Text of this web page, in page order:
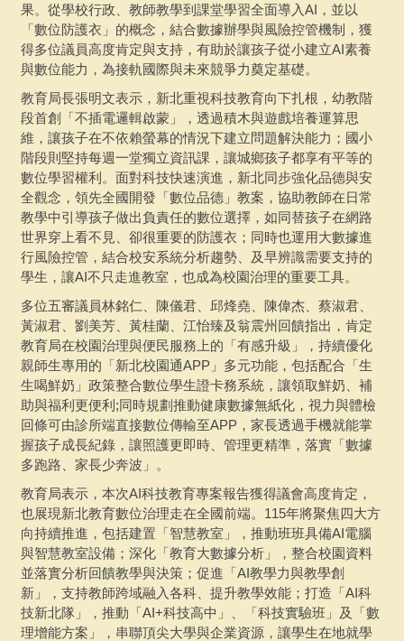
果。從學校行政、教師教學到課堂學習全面導入AI，並以
「數位防護衣」的概念，結合數據辦學與風險控管機制，獲
得多位議員高度肯定與支持，有助於讓孩子從小建立AI素養
與數位能力，為接軌國際與未來競爭力奠定基礎。
教育局長張明文表示，新北重視科技教育向下扎根，幼教階
段首創「不插電邏輯啟蒙」，透過積木與遊戲培養運算思
維，讓孩子在不依賴螢幕的情況下建立問題解決能力；國小
階段則堅持每週一堂獨立資訊課，讓城鄉孩子都享有平等的
數位學習權利。面對科技快速演進，新北同步強化品德與安
全觀念，領先全國開發「數位品德」教案，協助教師在日常
教學中引導孩子做出負責任的數位選擇，如同替孩子在網路
世界穿上看不見、卻很重要的防護衣；同時也運用大數據進
行風險控管，結合校安系統分析趨勢、及早辨識需要支持的
學生，讓AI不只走進教室，也成為校園治理的重要工具。
多位五審議員林銘仁、陳儀君、邱烽堯、陳偉杰、蔡淑君、
黃淑君、劉美芳、黃桂蘭、江怡臻及翁震州回饋指出，肯定
教育局在校園治理與便民服務上的「有感升級」，持續優化
親師生專用的「新北校園通APP」多元功能，包括配合「生
生喝鮮奶」政策整合數位學生證卡務系統，讓領取鮮奶、補
助與福利更便利;同時規劃推動健康數據無紙化，視力與體檢
回條可由診所端直接數位傳輸至APP，家長透過手機就能掌
握孩子成長紀錄，讓照護更即時、管理更精準，落實「數據
多跑路、家長少奔波」。
教育局表示，本次AI科技教育專案報告獲得議會高度肯定，
也展現新北教育數位治理走在全國前端。115年將聚焦四大方
向持續推進，包括建置「智慧教室」，推動班班具備AI電腦
與智慧教室設備；深化「教育大數據分析」，整合校園資料
並落實分析回饋教學與決策；促進「AI教學力與教學創
新」，支持教師跨域融入各科、提升教學效能；打造「AI科
技新北隊」，推動「AI+科技高中」、「科技實驗班」及「數
理增能方案」，串聯頂尖大學與企業資源，讓學生在地就學